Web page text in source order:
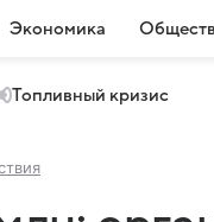
Экономика
Топливный кризис